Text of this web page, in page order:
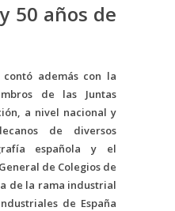
50 años de
además con la
de las Juntas
a nivel nacional y
de diversos
española y el
de Colegios de
de la rama industrial
de España